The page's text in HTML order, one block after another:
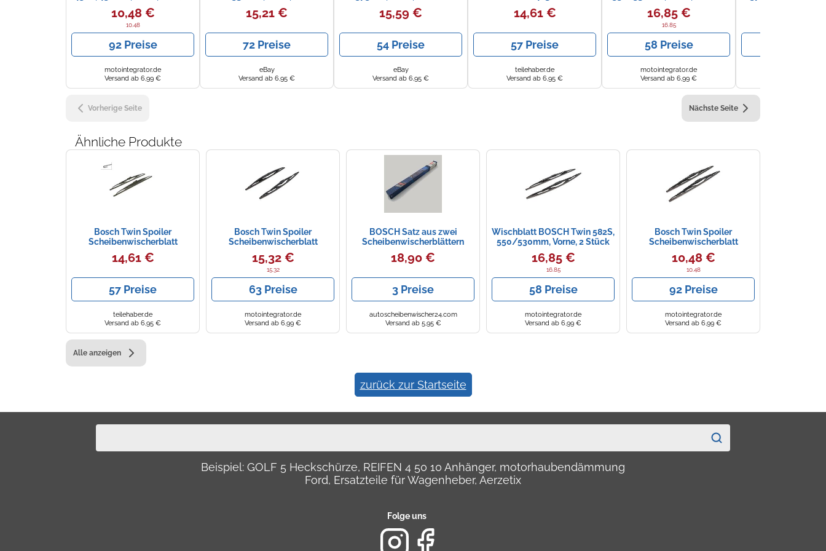
10,48 €
10.48
92 Preise
motointegrator.de
Versand ab 6,99 €
15,21 €
72 Preise
eBay
Versand ab 6,95 €
15,59 €
54 Preise
eBay
Versand ab 6,95 €
14,61 €
57 Preise
teilehaber.de
Versand ab 6,95 €
16,85 €
16.85
58 Preise
motointegrator.de
Versand ab 6,99 €
Vorherige Seite Nächste Seite
Ähnliche Produkte
Bosch Twin Spoiler
Scheibenwischerblatt
14,61 €
57 Preise
teilehaber.de
Versand ab 6,95 €
Bosch Twin Spoiler
Scheibenwischerblatt
15,32 €
15.32
63 Preise
motointegrator.de
Versand ab 6,99 €
BOSCH Satz aus zwei
Scheibenwischerblättern
BOSCH Aerotwin SUBARU
JUSTY, SUZUKI IGNIS,
543)
18,90 €
3 Preise
autoscheibenwischer24.com
Versand ab 5,95 €
Wischblatt BOSCH Twin 582S,
550/530mm, Vorne, 2 Stück
16,85 €
16.85
58 Preise
motointegrator.de
Versand ab 6,99 €
Bosch Twin Spoiler
Scheibenwischerblatt
10,48 €
10.48
92 Preise
motointegrator.de
Versand ab 6,99 €
Alle anzeigen
zurück zur Startseite
Beispiel: GOLF 5 Heckschürze, REIFEN 4 50 10 Anhänger, motorhaubendämmung
Ford, Ersatzteile für Wagenheber, Aerzetix
Folge uns